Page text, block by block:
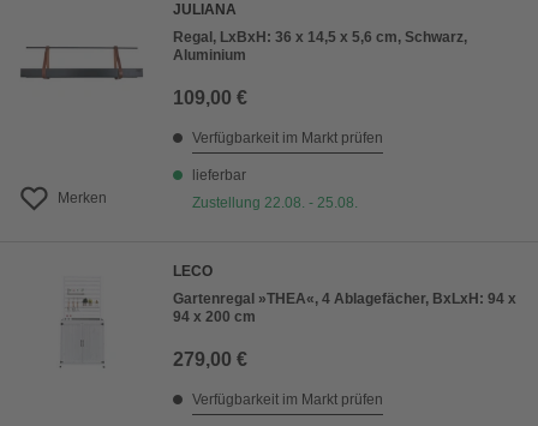
Merken
JULIANA
Regal, LxBxH: 36 x 14,5 x 5,6 cm, Schwarz,
Aluminium
109,00 €
Verfügbarkeit im Markt prüfen
lieferbar
Zustellung 22.08. - 25.08.
LECO
Gartenregal »THEA«, 4 Ablagefächer, BxLxH: 94 x
94 x 200 cm
279,00 €
Verfügbarkeit im Markt prüfen